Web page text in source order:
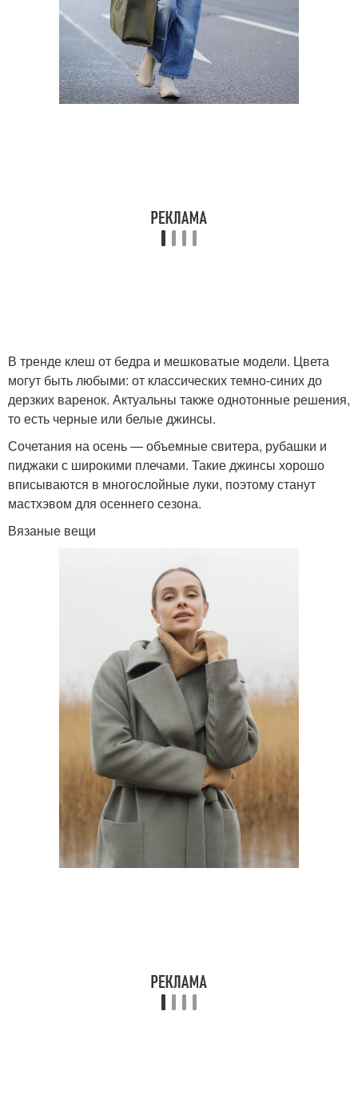
В тренде клеш от бедра и мешковатые модели. Цвета
могут быть любыми: от классических темно-синих до
дерзких варенок. Актуальны также однотонные решения,
то есть черные или белые джинсы.
Сочетания на осень — объемные свитера, рубашки и
пиджаки с широкими плечами. Такие джинсы хорошо
вписываются в многослойные луки, поэтому станут
мастхэвом для осеннего сезона.
Вязаные вещи